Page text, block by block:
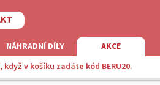
v košíku zadáte kód BERU20.
NÁHRADNÍ DÍLY
AKCE
- 20"